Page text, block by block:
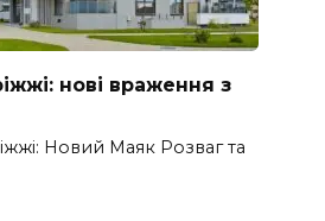
нові враження з
Новий Маяк Розваг та